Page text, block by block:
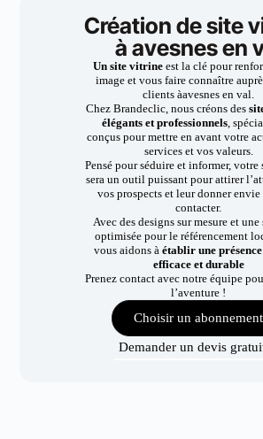
Création de site
à avesnes en
Un site vitrineest la clé pour
image et vous faire connaître
clients àavesnes en val.
Chez Brandeclic, nous créons des
élégants et professionnels,
conçus pour mettre en avant votre
services et vos valeurs.
Pensé pour séduire et informer,
sera un outil puissant pour attirer
vos prospects et leur donner envie
contacter.
Avec des designs sur mesure et
optimisée pour le référencement
vous aidons à établir une
efficace et durable
Prenez contact avec notre équipe
l’aventure !
Choisir un abonnement
Demander un devis